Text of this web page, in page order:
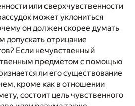
или сверхчувственности
может уклониться
он должен скорее думать
допускать отрицание
Если нечувственный
предметом с помощью
ли его существование
кроме как в отношении
состоит цель чувственного